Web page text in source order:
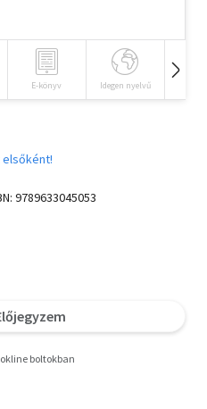
E-könyv Idegen nyelvű
9789633045053
boltokban